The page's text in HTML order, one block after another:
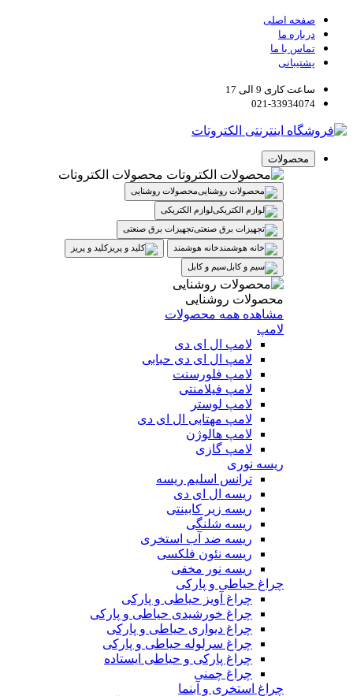
صفحه اصلی
درباره ما
تماس با ما
پشتیبانی
ساعت کاری 9 الی 17
021-33934074
محصولات
محصولات الکتروتات
محصولات روشنایی
لوازم الکتریکی
تجهیزات برق صنعتی
خانه هوشمند
کلید و پریز
سیم و کابل
محصولات روشنایی
مشاهده همه محصولات
لامپ
لامپ ال ای دی
لامپ ال ای دی حبابی
لامپ فلورسنت
لامپ فیلامنتی
لامپ لوستر
لامپ مهتابی ال ای دی
لامپ هالوژن
لامپ گازی
ریسه نوری
ترانس اسلیم ریسه
ریسه ال ای دی
ریسه زیر کابینتی
ریسه شلنگی
ریسه ضد آب استخری
ریسه نئون فلکسی
ریسه نور مخفی
چراغ حیاطی و پارکی
چراغ آویز حیاطی و پارکی
چراغ خورشیدی حیاطی و پارکی
چراغ دیواری حیاطی و پارکی
چراغ سرلوله حیاطی و پارکی
چراغ پارکی و حیاطی ایستاده
چراغ چمنی
چراغ استخری و آبنما